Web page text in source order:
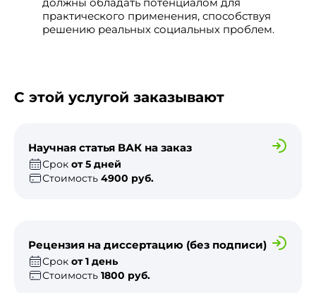
практического применения, способствуя
решению реальных социальных проблем.
С этой услугой заказывают
Научная статья ВАК на заказ
Срок от 5 дней
Стоимость 4900 руб.
Рецензия на диссертацию (без подписи)
Срок от 1 день
Стоимость 1800 руб.